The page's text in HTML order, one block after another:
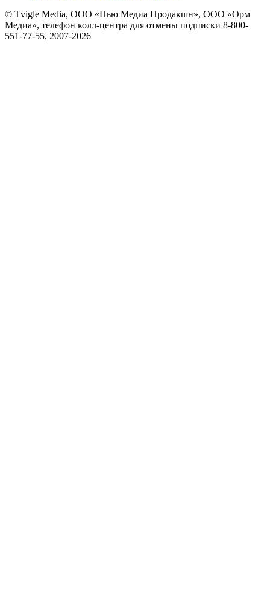
© Tvigle Media, ООО «Нью Медиа Продакшн», ООО «Орм
Медиа», телефон колл-центра для отмены подписки 8-800-
551-77-55, 2007-2026